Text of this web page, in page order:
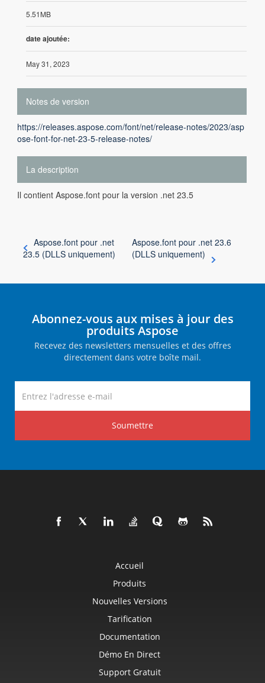
5.51MB
date ajoutée:
May 31, 2023
Notes de version
https://releases.aspose.com/font/net/release-notes/2023/asp
ose-font-for-net-23-5-release-notes/
La description
Il contient Aspose.font pour la version .net 23.5
Aspose.font pour .net
23.5 (DLLS uniquement)
Aspose.font pour .net 23.6
(DLLS uniquement)
Abonnez-vous aux mises à jour des
produits Aspose
Recevez des newsletters mensuelles et des offres
directement dans votre boîte mail.
Soumettre
Accueil
Produits
Nouvelles Versions
Tarification
Documentation
Démo En Direct
Support Gratuit